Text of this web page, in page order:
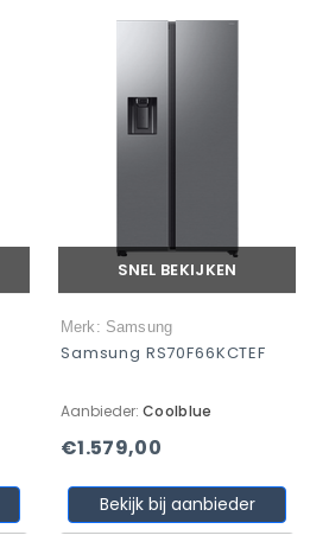
SNEL BEKIJKEN
Merk: Samsung
Samsung RS70F66KCTEF
Aanbieder: Coolblue
€1.579,00
Bekijk bij aanbieder